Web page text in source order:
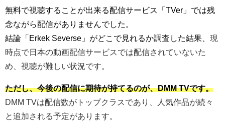
無料で視聴することが出来る配信サービス「TVer」では残
念ながら配信がありませんでした。
結論 「Erkek Severse」がどこで見れるか調査した結果、 現
時点で日本の動画配信サービスでは配信されていないた
め、視聴が難しい状況です。
ただし、今後の配信に期待が持てるのが、DMM TVです。
DMM TVは配信数がトップクラスであり、人気作品が続々
と追加される予定があります。